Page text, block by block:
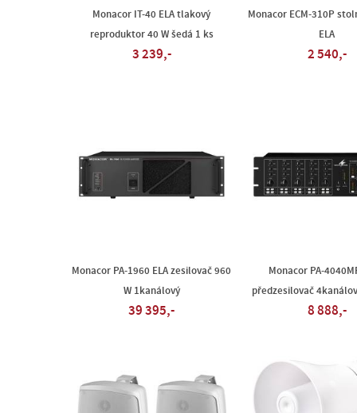
Monacor IT-40 ELA tlakový
reproduktor 40 W šedá 1 ks
3 239,-
Monacor ECM-310P
ELA
2 540,-
Monacor PA-1960 ELA zesilovač 960
W 1kanálový
39 395,-
Monacor PA-
předzesilovač
8 888,-